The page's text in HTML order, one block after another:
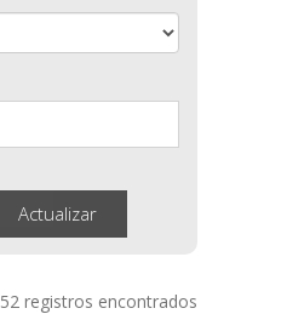
52 registros encontrados